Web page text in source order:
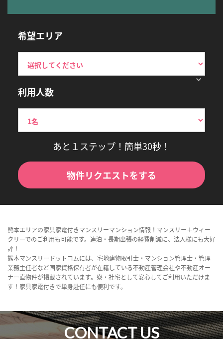
希望エリア
利用人数
あと１ステップ！簡単30秒！
物件リクエストをする
熊本エリアの家具家電付きマンスリーマンション情報！マンスリー＋ウィー
クリーでのご利用も可能です。連泊・長期出張の経費削減に、法人様にも大好
評！
熊本マンスリードットコムには、宅地建物取引士・マンション管理士・管理
業務主任者など国家資格保有者が在籍している不動産管理会社や不動産オー
ナー直物件が掲載されています。寮・社宅として安心してご利用いただけま
す！家具家電付きで単身赴任にも便利です。
CONTACT US